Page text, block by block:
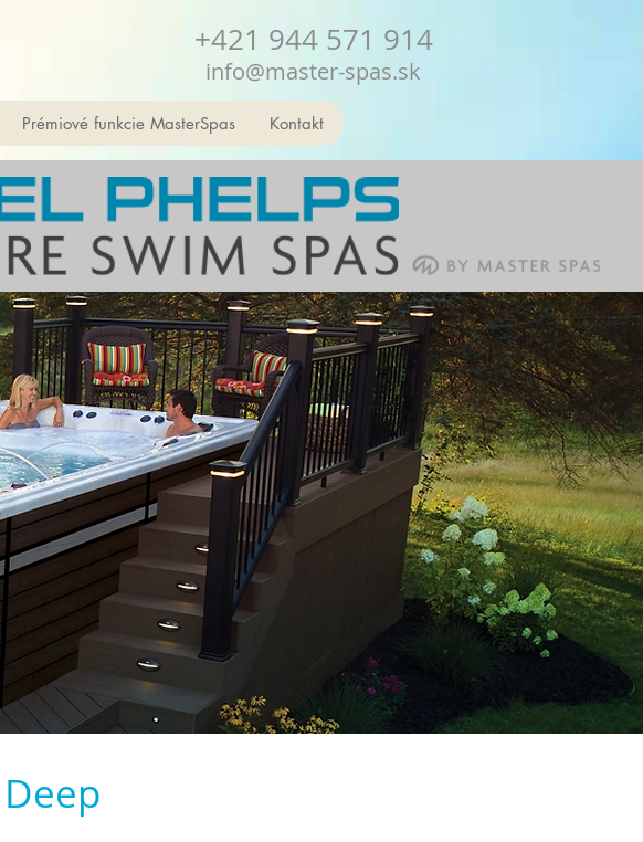
+421 944 571 914
info@master-spas.sk
Prémiové funkcie MasterSpas Kontakt